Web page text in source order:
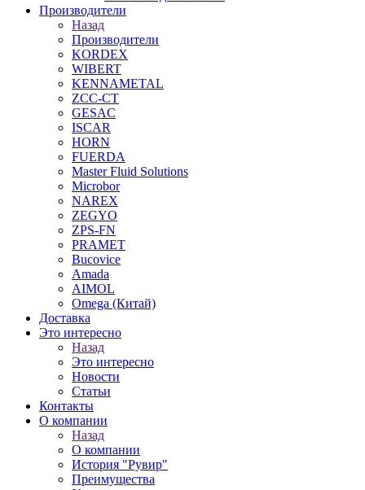
Производители
Назад
Производители
KORDEX
WIBERT
KENNAMETAL
ZCC-CT
GESAC
ISCAR
HORN
FUERDA
Master Fluid Solutions
Microbor
NAREX
ZEGYO
ZPS-FN
PRAMET
Bucovice
Amada
AIMOL
Omega (Китай)
Доставка
Это интересно
Назад
Это интересно
Новости
Статьи
Контакты
О компании
Назад
О компании
История "Рувир"
Преимущества